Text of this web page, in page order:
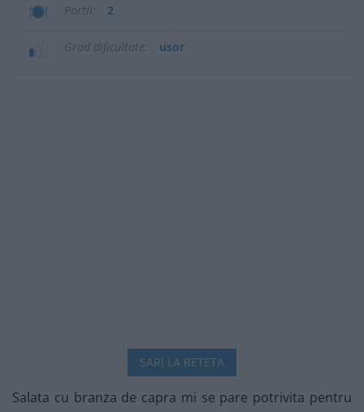
Portii 2
Grad dificultate usor
SARI LA RETETA
Salata cu branza de capra mi se pare potrivita pentru